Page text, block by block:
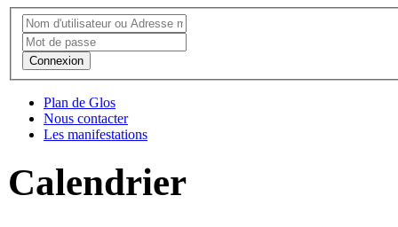
Connexion
Plan de Glos
Nous contacter
Les manifestations
Calendrier